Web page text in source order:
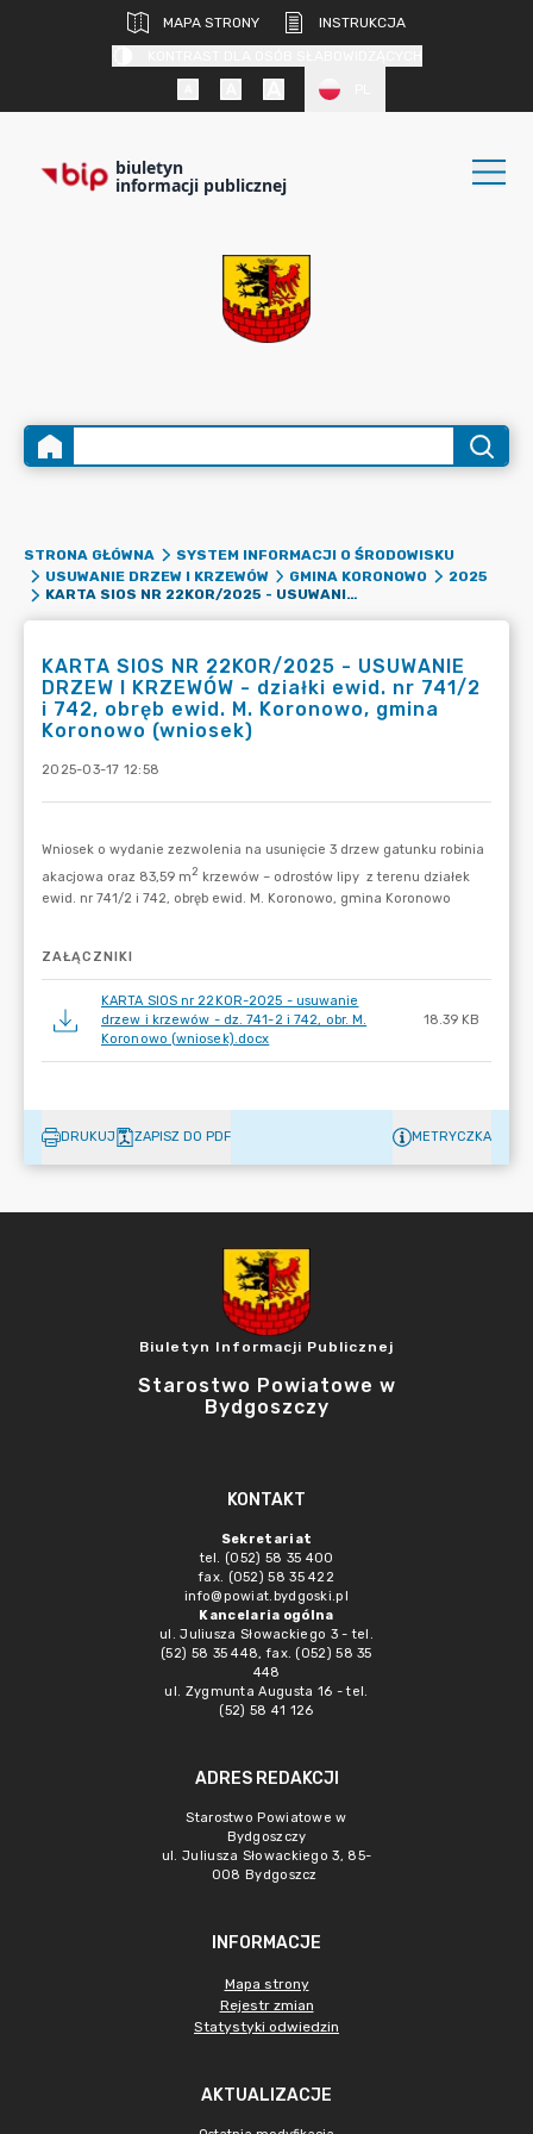
MAPA STRONY
INSTRUKCJA
biuletyn
informacji publicznej
STRONA GŁÓWNA
SYSTEM INFORMACJI O ŚRODOWISKU
USUWANIE DRZEW I KRZEWÓW
GMINA KORONOWO
2025
KARTA SIOS NR 22KOR/2025 - USUWANIE DRZEW I KRZEWÓW - DZIAŁKI EWID. NR 741/2 I 742, OBRĘB EWID. M. KORONOWO, GMINA KORONOWO (WNIOSEK)
KARTA SIOS NR 22KOR/2025 - USUWANIE
DRZEW I KRZEWÓW - działki ewid. nr 741/2
i 742, obręb ewid. M. Koronowo, gmina
Koronowo (wniosek)
2025-03-17 12:58
ZAŁĄCZNIKI
KARTA SIOS nr 22KOR-2025 - usuwanie
drzew i krzewów - dz. 741-2 i 742, obr. M.
Koronowo (wniosek).docx
18.39 KB
DRUKUJ ZAPISZ DO PDF METRYCZKA
Biuletyn Informacji Publicznej
Starostwo Powiatowe w
Bydgoszczy
KONTAKT
Sekretariat
tel. (052) 58 35 400
fax. (052) 58 35 422
info@powiat.bydgoski.pl
Kancelaria ogólna
ul. Juliusza Słowackiego 3 - tel.
(52) 58 35 448, fax. (052) 58 35
448
ul. Zygmunta Augusta 16 - tel.
(52) 58 41 126
ADRES REDAKCJI
Starostwo Powiatowe w
Bydgoszczy
ul. Juliusza Słowackiego 3, 85-
008 Bydgoszcz
INFORMACJE
Mapa strony
Rejestr zmian
Statystyki odwiedzin
AKTUALIZACJE